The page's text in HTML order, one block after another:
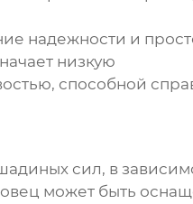
надежности и
низкую
способной
сил, в
может быть